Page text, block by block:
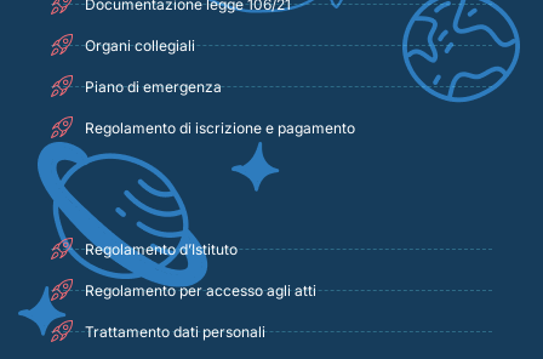
Documentazione legge 106/21
Organi collegiali
Piano di emergenza
Regolamento di iscrizione e pagamento
Regolamento d’Istituto
Regolamento per accesso agli atti
Trattamento dati personali